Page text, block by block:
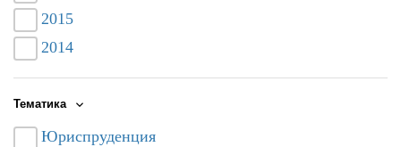
2015
2014
Тематика
Юриспруденция